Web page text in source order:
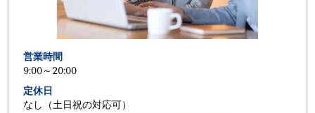
営業時間
9:00～20:00
定休日
なし（土日祝の対応可）